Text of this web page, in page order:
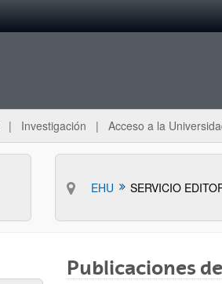
Investigación Acceso a la
EHU SERVICIO
Publicaciones